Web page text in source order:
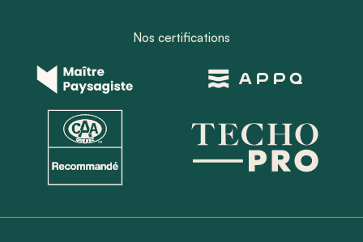
Nos certifications